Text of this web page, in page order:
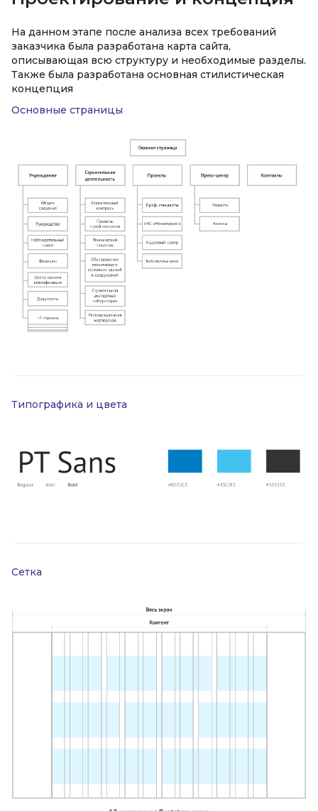
На данном этапе после анализа всех требований
заказчика была разработана карта сайта,
описывающая всю структуру и необходимые разделы.
Также была разработана основная стилистическая
концепция
Основные страницы
Типографика и цвета
Сетка